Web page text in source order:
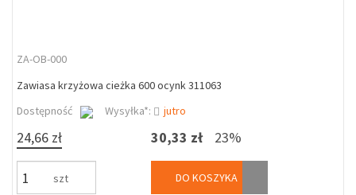
ZA-OB-000
Zawiasa krzyżowa cieżka 600 ocynk 311063
Dostępność
Wysyłka*: jutro
24,66 zł
szt
30,33 zł 23%
DO KOSZYKA